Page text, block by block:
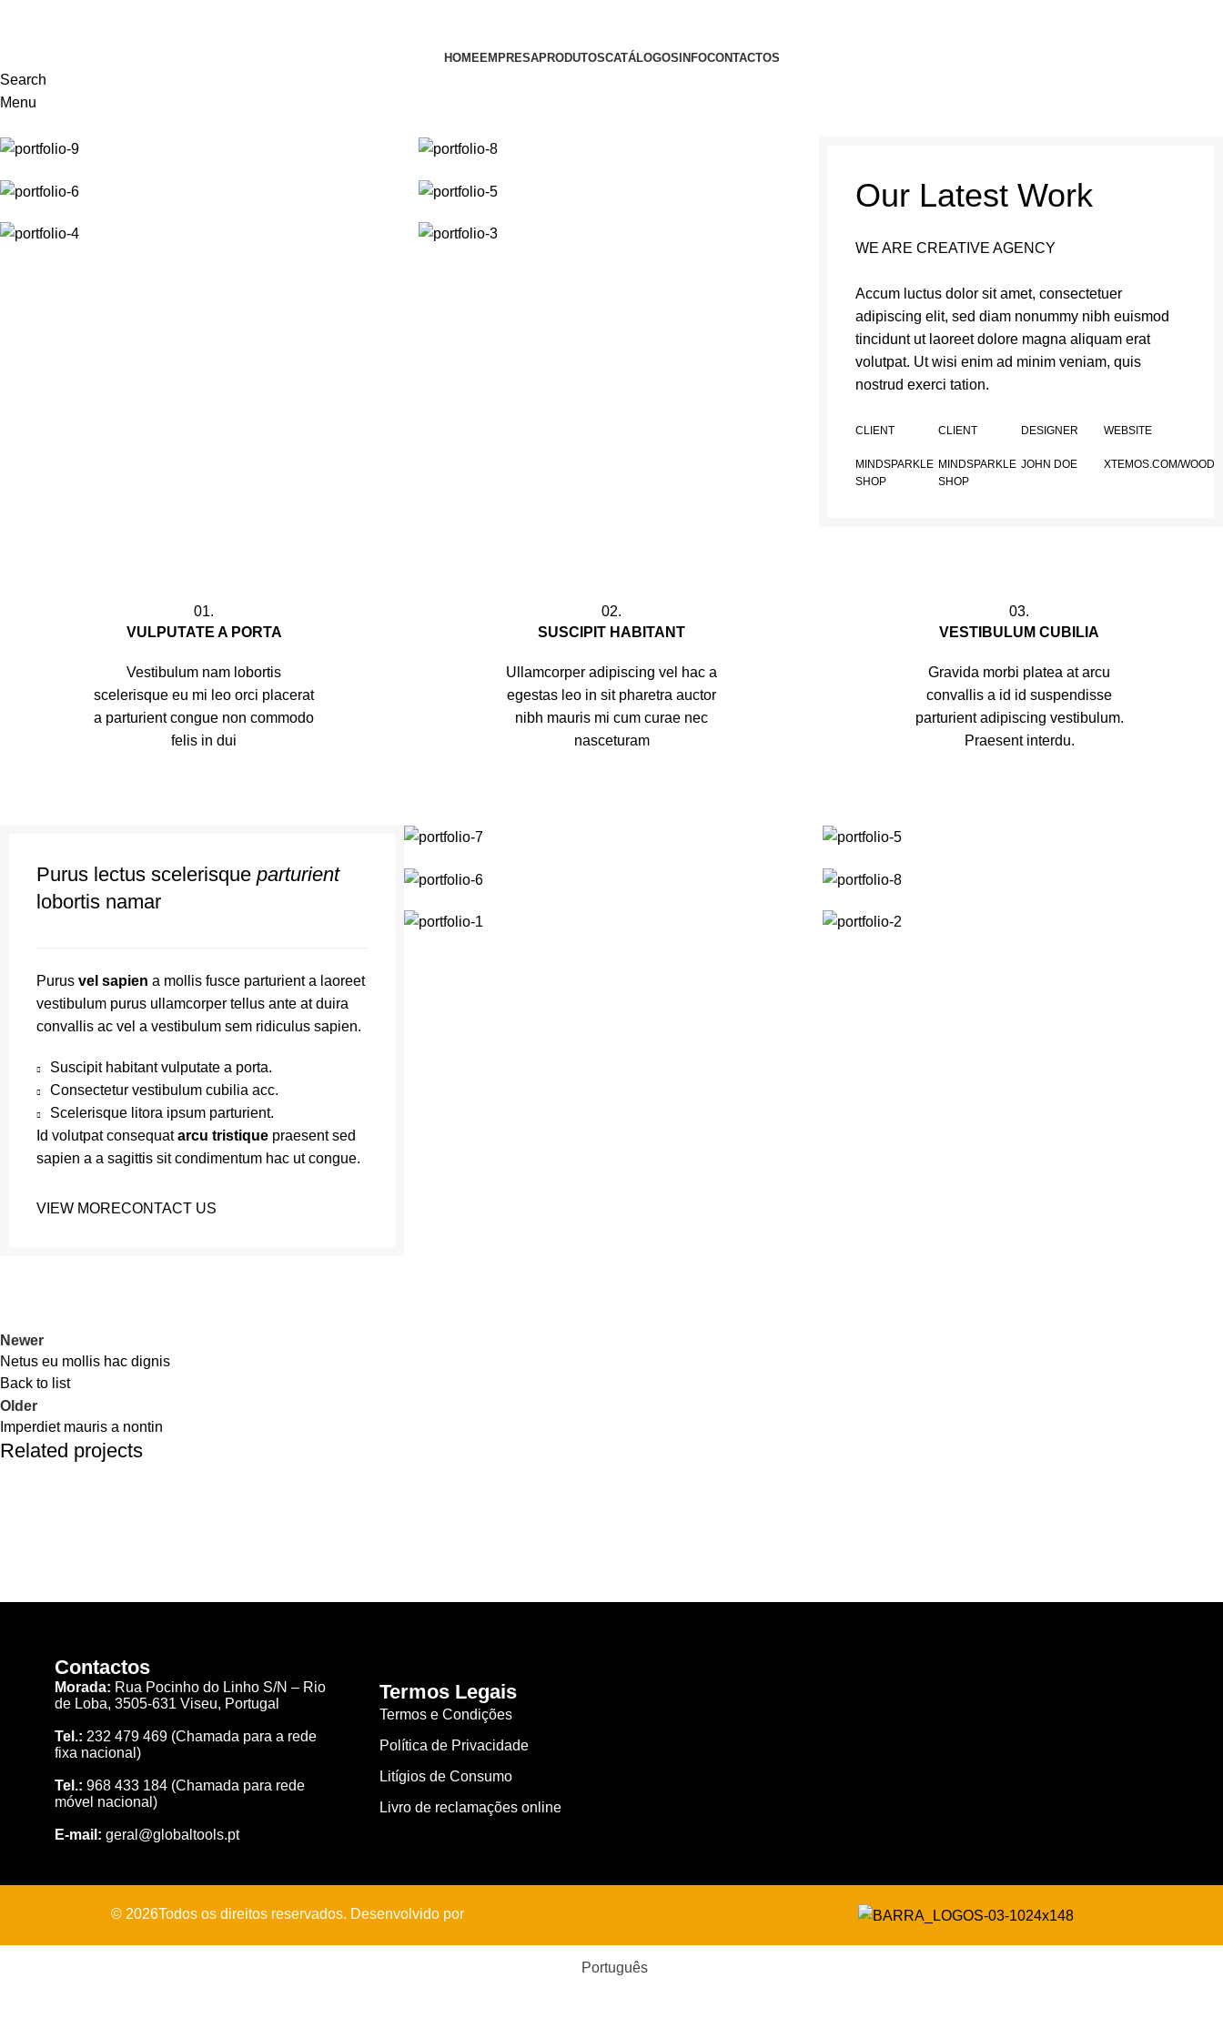
HOMEEMPRESAPRODUTOSCATÁLOGOS INFOCONTACTOS
Search
Menu
Our Latest Work
WE ARE CREATIVE AGENCY
Accum luctus dolor sit amet, consectetuer
adipiscing elit, sed diam nonummy nibh euismod
tincidunt ut laoreet dolore magna aliquam erat
volutpat. Ut wisi enim ad minim veniam, quis
nostrud exerci tation.
CLIENT
MINDSPARKLE
SHOP
CLIENT
MINDSPARKLE
SHOP
DESIGNER
JOHN DOE
WEBSITE
XTEMOS.COM/WOOD
01.
VULPUTATE A PORTA
Vestibulum nam lobortis
scelerisque eu mi leo orci placerat
a parturient congue non commodo
felis in dui
02.
SUSCIPIT HABITANT
Ullamcorper adipiscing vel hac a
egestas leo in sit pharetra auctor
nibh mauris mi cum curae nec
nasceturam
03.
VESTIBULUM CUBILIA
Gravida morbi platea at arcu
convallis a id id suspendisse
parturient adipiscing vestibulum.
Praesent interdu.
Purus lectus scelerisque parturient
lobortis namar
Purus vel sapien a mollis fusce parturient a laoreet
vestibulum purus ullamcorper tellus ante at duira
convallis ac vel a vestibulum sem ridiculus sapien.
Suscipit habitant vulputate a porta.
Consectetur vestibulum cubilia acc.
Scelerisque litora ipsum parturient.
Id volutpat consequatarcu tristique praesent sed
sapien a a sagittis sit condimentum hac ut congue.
VIEW MORECONTACT US
Newer
Netus eu mollis hac dignis
Back to list
Older
Imperdiet mauris a nontin
Related projects
Contactos
Morada: Rua Pocinho do Linho S/N – Rio
de Loba,3505-631 Viseu, Portugal
Tel.: 232 479 469 (Chamada para a rede
fixa nacional)
Tel.: 968 433 184 (Chamada para rede
móvel nacional)
E-mail: geral@globaltools.pt
Termos Legais
Termos e Condições
Política de Privacidade
Litígios de Consumo
Livro de reclamações online
© 2026Todos os direitos reservados. Desenvolvido por
Português